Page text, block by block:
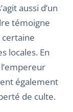
aussi d’un
témoigne
certaine
locales. En
également
de culte.